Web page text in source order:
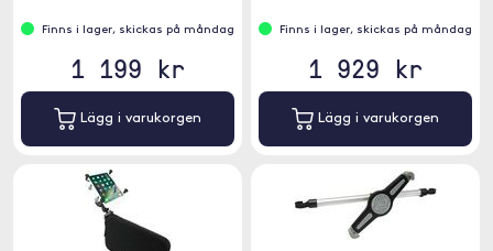
Finns i lager, skickas på måndag
1 199 kr
Lägg i varukorgen
Finns i lager, skickas på måndag
1 929 kr
Lägg i varukorgen